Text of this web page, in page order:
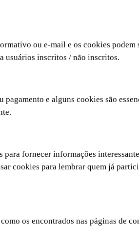
ou e-mail e os cookies podem
usuários inscritos / não inscritos.
e alguns cookies são
fornecer informações
cookies para lembrar quem já
os encontrados nas páginas de